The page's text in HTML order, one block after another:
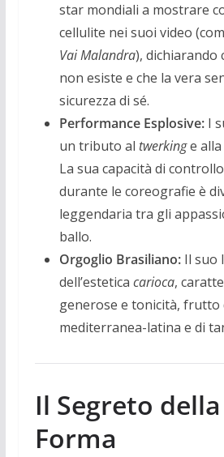
star mondiali a mostrare
cellulite nei suoi video
Vai Malandra), dichiarando
non esiste e che la vera
sicurezza di sé.
Performance Esplosive:I
un tributo al twerkinge alla
La sua capacità di
durante le coreografie è
leggendaria tra gli
ballo.
Orgoglio Brasiliano:Il suo
dell’estetica carioca,
generose e tonicità, frutto
mediterranea-latina e di
Il Segreto
Forma